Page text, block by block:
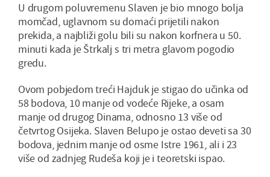
U drugom poluvremenu Slaven je bio mnogo bolja
momčad, uglavnom su domaći prijetili nakon
prekida, a najbliži golu bili su nakon korfnera u 50.
minuti kada je Štrkalj s tri metra glavom pogodio
gredu.
Ovom pobjedom treći Hajduk je stigao do učinka od
58 bodova, 10 manje od vodeće Rijeke, a osam
manje od drugog Dinama, odnosno 13 više od
četvrtog Osijeka. Slaven Belupo je ostao deveti sa 30
bodova, jednim manje od osme Istre 1961, ali i 23
više od zadnjeg Rudeša koji je i teoretski ispao.